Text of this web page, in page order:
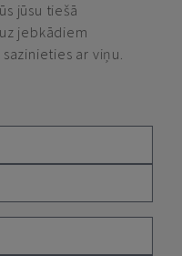
jūsu tiešā
jebkādiem
ar viņu.